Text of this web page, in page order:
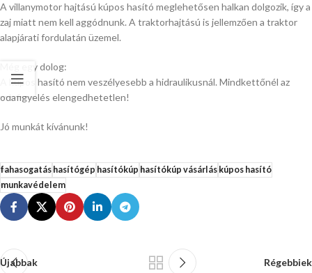
A villanymotor hajtású kúpos hasító meglehetősen halkan dolgozik, így a
zaj miatt nem kell aggódnunk. A traktorhajtású is jellemzően a traktor
alapjárati fordulatán üzemel.
Még egy dolog:
A kúpos hasító nem veszélyesebb a hidraulikusnál. Mindkettőnél az
odafigyelés elengedhetetlen!
Jó munkát kívánunk!
fahasogatáshasítógép hasítókúp hasítókúp vásárláskúpos hasító
munkavédelem
Újabbak Régebbiek